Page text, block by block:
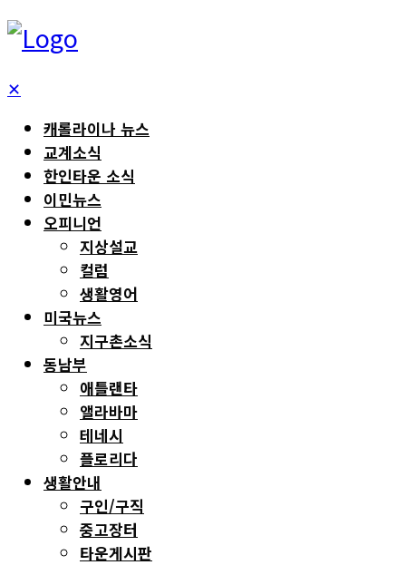
✕
캐롤라이나 뉴스
교계소식
한인타운 소식
이민뉴스
오피니언
지상설교
컬럼
생활영어
미국뉴스
지구촌소식
동남부
애틀랜타
앨라바마
테네시
플로리다
생활안내
구인/구직
중고장터
타운게시판